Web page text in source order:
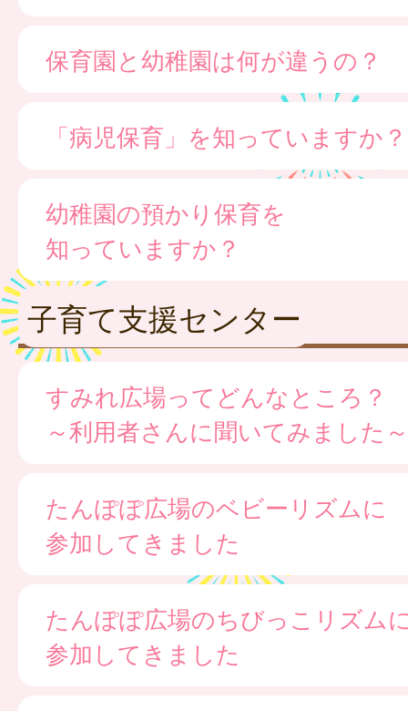
保育園と幼稚園は何が違うの？
「病児保育」を知っていますか？
幼稚園の預かり保育を
知っていますか？
子育て支援センター
すみれ広場ってどんなところ？
～利用者さんに聞いてみました～
たんぽぽ広場のベビーリズムに
参加してきました
たんぽぽ広場のちびっこリズム
参加してきました